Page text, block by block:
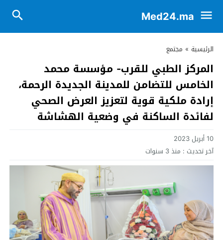
Med24.ma
الرئيسية » مجتمع
المركز الطبي للقرب- مؤسسة محمد
الخامس للتضامن للمدينة الجديدة الرحمة،
إرادة ملكية قوية لتعزيز العرض الصحي
لفائدة الساكنة في وضعية الهشاشة
10 أبريل 2023
آخر تحديث : منذ 3 سنوات